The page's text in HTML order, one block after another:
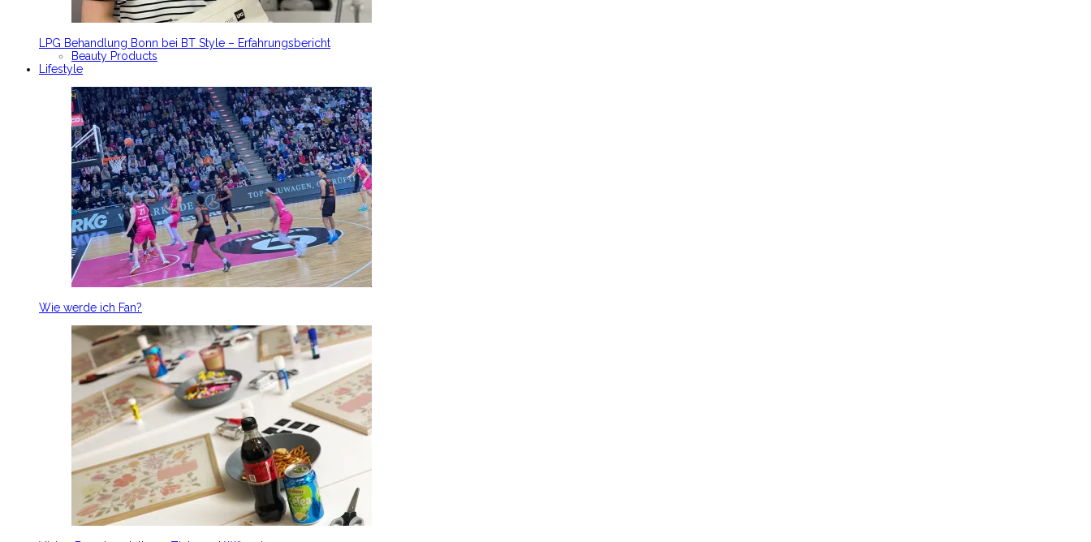
LPG Behandlung Bonn bei BT Style – Erfahrungsbericht
Beauty Products
Lifestyle
Wie werde ich Fan?